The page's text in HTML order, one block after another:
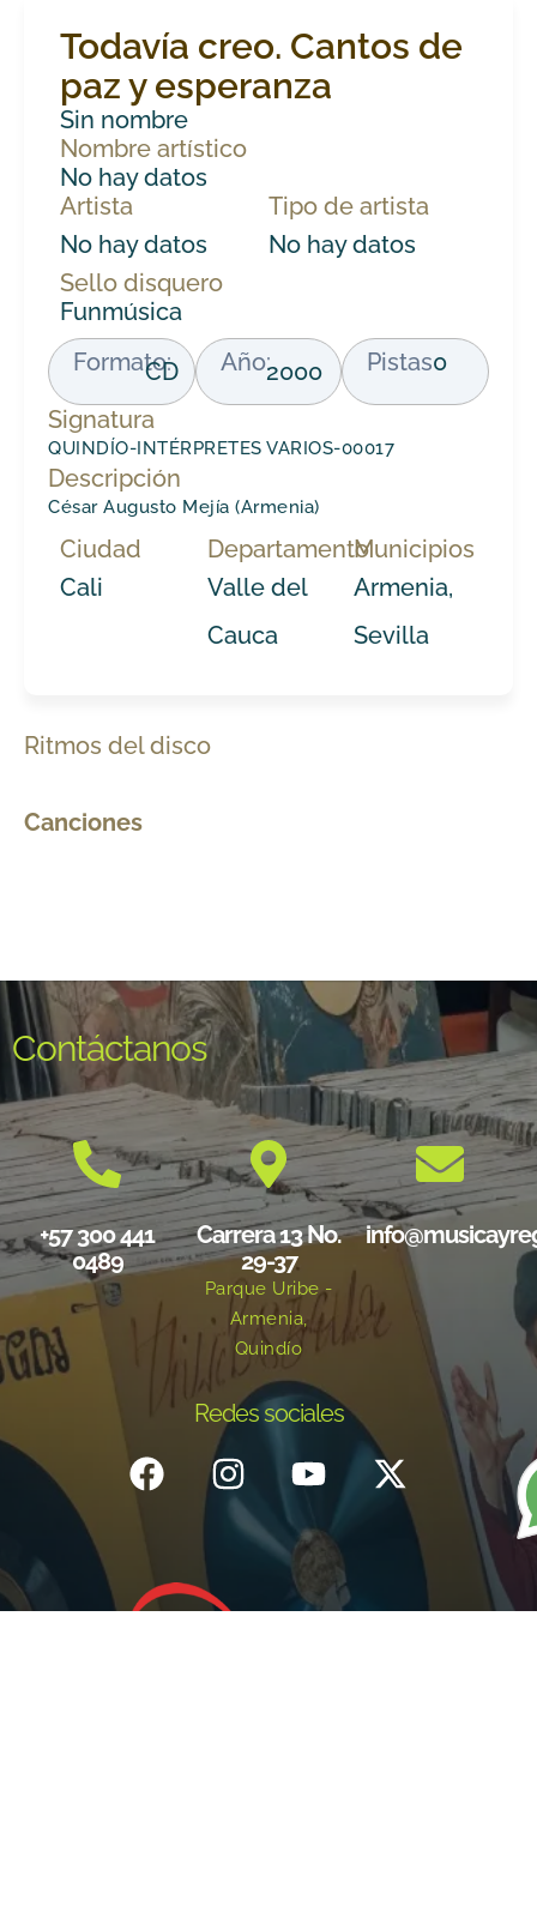
Todavía creo. Cantos de
paz y esperanza
Sin nombre
Nombre artístico
No hay datos
Artista
No hay datos
Tipo de artista
No hay datos
Sello disquero
Funmúsica
Formato:
CD Año:2000 Pistas0
Signatura
QUINDÍO-INTÉRPRETES VARIOS-00017
Descripción
César Augusto Mejía (Armenia)
Ciudad
Cali
Departamento
Valle del
Cauca
Municipios
Armenia,
Sevilla
Ritmos del disco
Canciones
Contáctanos
+57 300 441
0489
Carrera 13 No.
29-37
Parque Uribe -
Armenia,
Quindío
Redes sociales